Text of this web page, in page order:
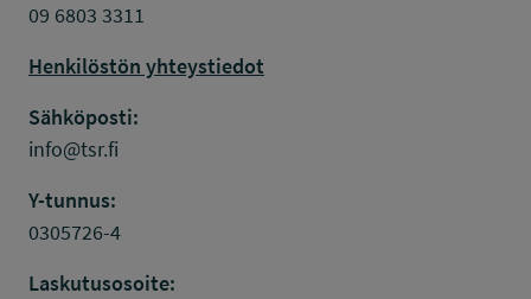
09 6803 3311
Henkilöstön yhteystiedot
Sähköposti:
info@tsr.fi
Y-tunnus:
0305726-4
Laskutusosoite: